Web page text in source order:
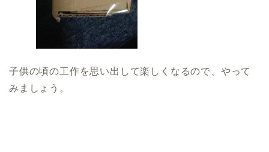
子供の頃の工作を思い出して楽しくなるので、やって
みましょう。